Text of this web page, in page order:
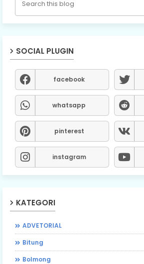
SOCIAL PLUGIN
facebook
whatsapp
pinterest
instagram
KATEGORI
ADVETORIAL
Bitung
Bolmong